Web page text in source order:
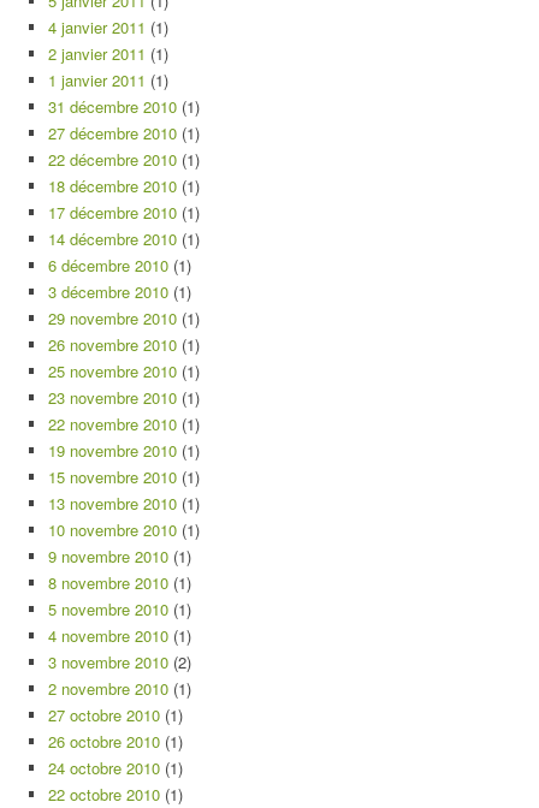
4 janvier 2011 (1)
2 janvier 2011 (1)
1 janvier 2011 (1)
31 décembre 2010 (1)
27 décembre 2010 (1)
22 décembre 2010 (1)
18 décembre 2010 (1)
17 décembre 2010 (1)
14 décembre 2010 (1)
6 décembre 2010 (1)
3 décembre 2010 (1)
29 novembre 2010 (1)
26 novembre 2010 (1)
25 novembre 2010 (1)
23 novembre 2010 (1)
22 novembre 2010 (1)
19 novembre 2010 (1)
15 novembre 2010 (1)
13 novembre 2010 (1)
10 novembre 2010 (1)
9 novembre 2010 (1)
8 novembre 2010 (1)
5 novembre 2010 (1)
4 novembre 2010 (1)
3 novembre 2010 (2)
2 novembre 2010 (1)
27 octobre 2010 (1)
26 octobre 2010 (1)
24 octobre 2010 (1)
22 octobre 2010 (1)